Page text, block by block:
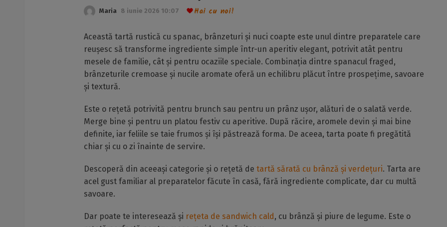
Maria 8 iunie 2026 10:07 Hai cu noi!
Această tartă rustică cu spanac, brânzeturi și nuci coapte este unul dintre preparatele care
reușesc să transforme ingrediente simple într-un aperitiv elegant, potrivit atât pentru
mesele de familie, cât și pentru ocaziile speciale. Combinația dintre spanacul fraged,
brânzeturile cremoase și nucile aromate oferă un echilibru plăcut între prospețime, savoare
și textură.
Este o rețetă potrivită pentru brunch sau pentru un prânz ușor, alături de o salată verde.
Merge bine și pentru un platou festiv cu aperitive. După răcire, aromele devin și mai bine
definite, iar feliile se taie frumos și își păstrează forma. De aceea, tarta poate fi pregătită
chiar și cu o zi înainte de servire.
Descoperă din aceeași categorie și o rețetă de tartă sărată cu brânză și verdețuri. Tarta are
acel gust familiar al preparatelor făcute în casă, fără ingrediente complicate, dar cu multă
savoare.
Dar poate te interesează și rețeta de sandwich cald, cu brânză și piure de legume. Este o